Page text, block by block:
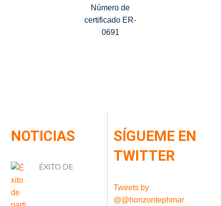
Número de
certificado ER-
0691
NOTICIAS
ÉXITO DE
SÍGUEME EN
TWITTER
Tweets by
@@horizontephmar